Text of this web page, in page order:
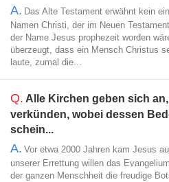
A. Das Alte Testament erwähnt kein
Namen Christi, der im Neuen
der Name Jesus prophezeit worden
überzeugt, dass ein Mensch Christus
laute, zumal die...
Q. Alle Kirchen geben sich
verkünden, wobei dessen
schein...
A. Vor etwa 2000 Jahren kam Jesus
unserer Errettung willen das
der ganzen Menschheit die freudige